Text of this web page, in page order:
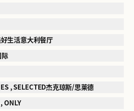
好生活意大利餐厅
际
, SELECTED杰克琼斯/思莱德
, ONLY